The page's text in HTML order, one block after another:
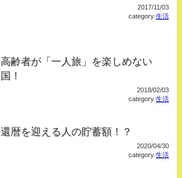
2017/11/03
category:生活
高齢者が「一人旅」を楽しめない
国！
2018/02/03
category:生活
還暦を迎える人の貯蓄額！？
2020/04/30
category:生活